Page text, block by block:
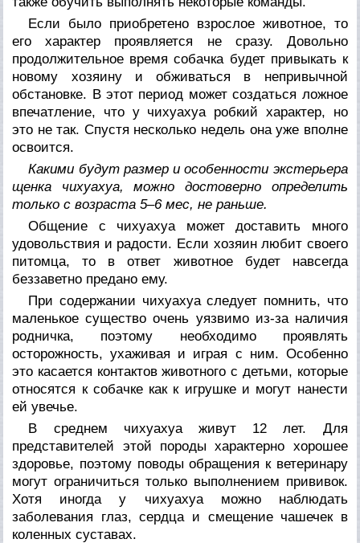
Если было приобретено взрослое животное, то
его характер проявляется не сразу. Довольно
продолжительное время собачка будет привыкать к
новому хозяину и обживаться в непривычной
обстановке. В этот период может создаться ложное
впечатление, что у чихуахуа робкий характер, но
это не так. Спустя несколько недель она уже вполне
освоится.
Какими будут размер и особенности экстерьера
щенка чихуахуа, можно достоверно определить
только с возраста 5–6 мес, не раньше.
Общение с чихуахуа может доставить много
удовольствия и радости. Если хозяин любит своего
питомца, то в ответ животное будет навсегда
беззаветно предано ему.
При содержании чихуахуа следует помнить, что
маленькое существо очень уязвимо из-за наличия
родничка, поэтому необходимо проявлять
осторожность, ухаживая и играя с ним. Особенно
это касается контактов животного с детьми, которые
относятся к собачке как к игрушке и могут нанести
ей увечье.
В среднем чихуахуа живут 12 лет. Для
представителей этой породы характерно хорошее
здоровье, поэтому поводы обращения к ветеринару
могут ограничиться только выполнением прививок.
Хотя иногда у чихуахуа можно наблюдать
заболевания глаз, сердца и смещение чашечек в
коленных суставах.